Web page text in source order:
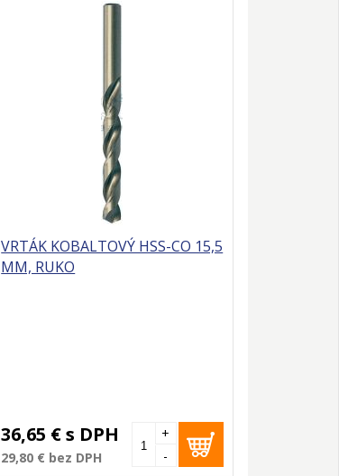
VRTÁK KOBALTOVÝ HSS-CO 15,5
MM, RUKO
36,65 €s DPH
29,80 € bez DPH -
+